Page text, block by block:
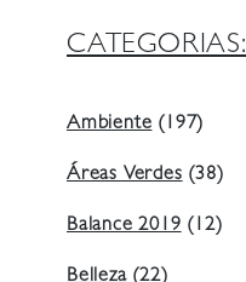
CATEGORIAS:
Ambiente(197)
Áreas Verdes(38)
Balance 2019(12)
Belleza(22)